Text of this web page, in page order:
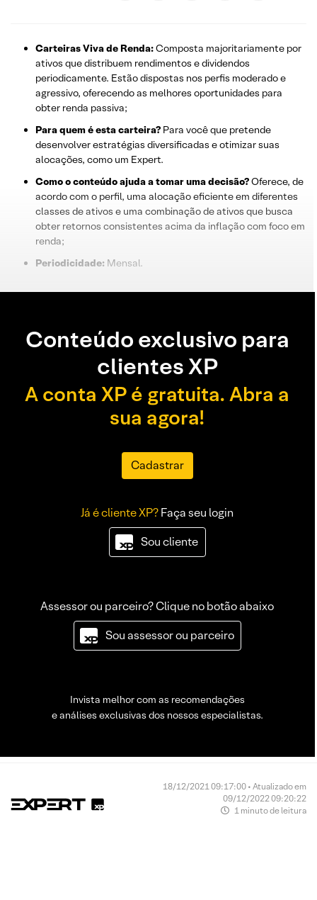
Carteiras Viva de Renda:Composta majoritariamente por
ativos que distribuem rendimentos e dividendos
periodicamente. Estão dispostas nos perfis moderado e
agressivo, oferecendo as melhores oportunidades para
obter renda passiva;
Para quem é esta carteira? Para você que pretende
desenvolver estratégias diversificadas e otimizar suas
alocações, como um Expert.
Como o conteúdo ajuda a tomar uma decisão?Oferece, de
acordo com o perfil, uma alocação eficiente em diferentes
classes de ativos e uma combinação de ativos que busca
obter retornos consistentes acima da inflação com foco em
renda;
Periodicidade: Mensal.
Conteúdo exclusivo para
clientes XP
A conta XP é gratuita. Abra a
sua agora!
Cadastrar
Já é cliente XP?Faça seu login
Sou cliente
Assessor ou parceiro? Clique no botão abaixo
Sou assessor ou parceiro
Invista melhor com as recomendações
e análises exclusivas dos nossos especialistas.
18/12/2021 09:17:00 • Atualizado em
09/12/2022 09:20:22
1 minuto de leitura